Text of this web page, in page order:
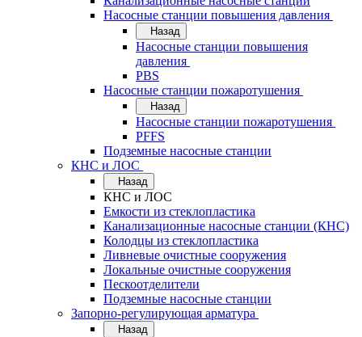
Насосные станции повышения давления
Назад
Насосные станции повышения
давления
PBS
Насосные станции пожаротушения
Назад
Насосные станции пожаротушения
PFFS
Подземные насосные станции
КНС и ЛОС
Назад
КНС и ЛОС
Емкости из стеклопластика
Канализационные насосные станции (КНС)
Колодцы из стеклопластика
Ливневые очистные сооружения
Локальные очистные сооружения
Пескоотделители
Подземные насосные станции
Запорно-регулирующая арматура
Назад